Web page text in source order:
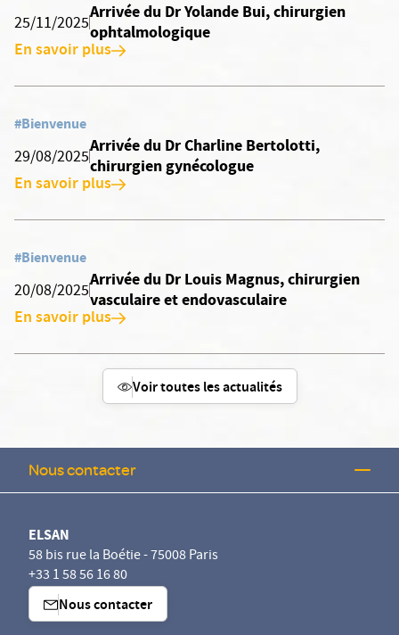
25/11/2025
Arrivée du Dr Yolande Bui, chirurgien
ophtalmologique
En savoir plus
#Bienvenue
29/08/2025
Arrivée du Dr Charline Bertolotti,
chirurgien gynécologue
En savoir plus
#Bienvenue
20/08/2025
Arrivée du Dr Louis Magnus, chirurgien
vasculaire et endovasculaire
En savoir plus
Voir toutes les actualités
Nous contacter
ELSAN
58 bis rue la Boétie - 75008 Paris
+33 1 58 56 16 80
Nous contacter